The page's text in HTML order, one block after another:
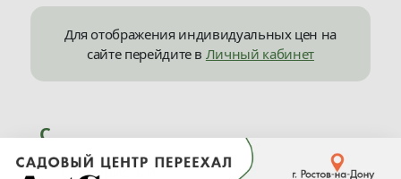
Для отображения индивидуальных цен на
сайте перейдите в Личный кабинет
С
Серебристый